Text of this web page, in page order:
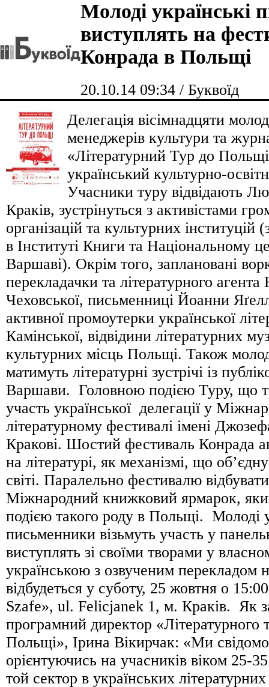
Молоді українські
виступлять на
Конрада в Польщі
20.10.14 09:34 / Буквоїд
Делегація вісімнадцяти
менеджерів культури та
«Літературний Тур до
український культурно-
Учасники туру відвідають
Краків, зустрінуться з активістами
організацій та культурних
в Інституті Книги та Національному
Варшаві). Окрім того, заплановані
перекладачки та літературного
Чеховської, письменниці Йоанни
активної промоутерки української
Камінської, відвідини літературних
культурних місць Польщі. Також
матимуть літературні зустрічі із
Варшави. Головною подією Туру, що
участь української делегації у
літературному фестивалі імені
Кракові. Шостий фестиваль Конрада
на літературі, як механізмі, що
світі. Паралельно фестивалю
Міжнародний книжковий ярмарок,
подією такого роду в Польщі. Молоді
письменники візьмуть участь у
виступлять зі своїми творами у
українською з озвученим перекладом
відбудеться у суботу, 25 жовтня о
Szafe», ul. Felicjanek 1, м. Краків. Як
програмний директор «Літературного
Польщі», Ірина Вікирчак: «Ми
орієнтуючись на учасників віком 25-
той сектор в українських